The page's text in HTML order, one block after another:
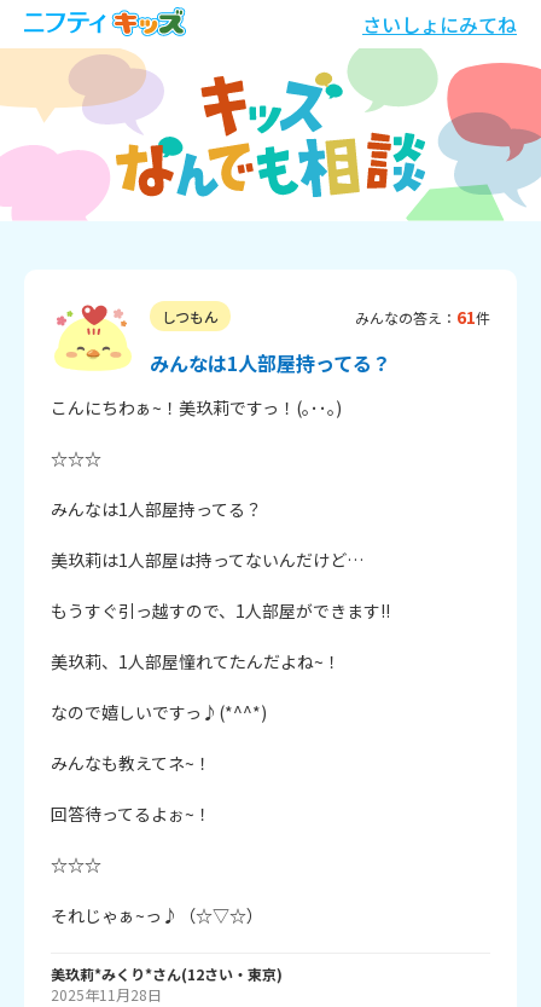
さいしょにみてね
しつもん みんなの答え： 61件
みんなは1人部屋持ってる？
こんにちわぁ~！美玖莉ですっ！(｡･･｡)
☆☆☆
みんなは1人部屋持ってる？
美玖莉は1人部屋は持ってないんだけど…
もうすぐ引っ越すので、1人部屋ができます!!
美玖莉、1人部屋憧れてたんだよね~！
なので嬉しいですっ♪(*^^*)
みんなも教えてネ~！
回答待ってるよぉ~！
☆☆☆
それじゃぁ~っ♪（☆▽☆）
美玖莉*みくり*さん(12さい・ 東京)
2025年11月28日